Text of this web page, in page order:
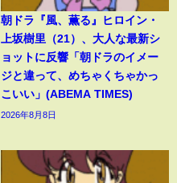
朝ドラ『風、薫る』ヒロイン・
上坂樹里（21）、大人な最新シ
ョットに反響「朝ドラのイメー
ジと違って、めちゃくちゃかっ
こいい」(ABEMA TIMES)
2026年8月8日